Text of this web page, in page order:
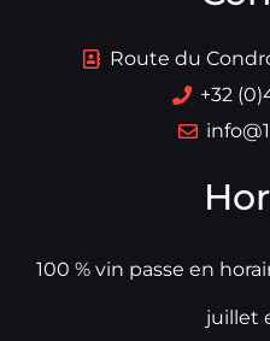
Route du
+32
100 % vin passe en
juillet